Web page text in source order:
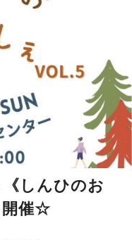
《しんひのお
開催☆